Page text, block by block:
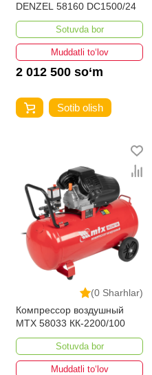
DENZEL 58160 DC1500/24
Sotuvda bor
Muddatli to‘lov
2 012 500 so‘m
Sotib olish
(0 Sharhlar)
Компрессор воздушный
MTX 58033 КК-2200/100
Sotuvda bor
Muddatli to‘lov